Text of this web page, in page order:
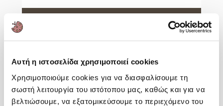
Αυτή η ιστοσελίδα χρησιμοποιεί cookies
Χρησιμοποιούμε cookies για να διασφαλίσουμε τη
σωστή λειτουργία του ιστότοπου μας, καθώς και για να
βελτιώσουμε, να εξατομικεύσουμε το περιεχόμενο του
Καρυδόψιχα Τέταρτα
Προέλευση :Χιλή
Συσκευσία :Κιβώτιο 10 kg
Κωδικός :103061